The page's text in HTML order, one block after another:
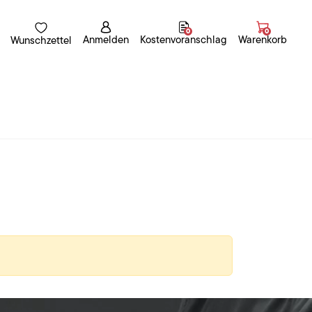
Wunschzettel Anmelden Kostenvoranschlag
0
Warenkorb
0